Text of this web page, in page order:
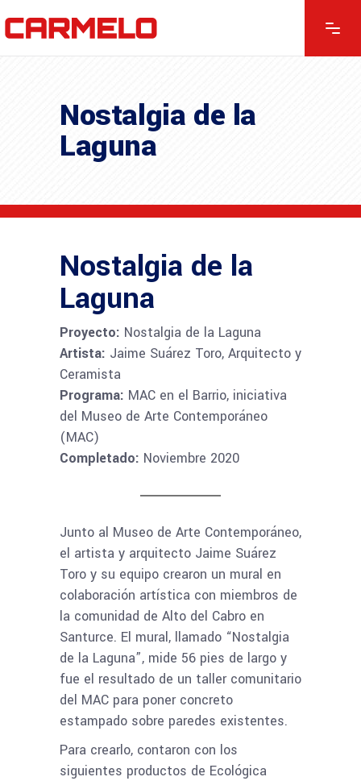
Nostalgia de la
Laguna
Nostalgia de la
Laguna
Proyecto: Nostalgia de la Laguna
Artista: Jaime Suárez Toro, Arquitecto y
Ceramista
Programa: MAC en el Barrio, iniciativa
del Museo de Arte Contemporáneo
(MAC)
Completado: Noviembre 2020
Junto al Museo de Arte Contemporáneo,
el artista y arquitecto Jaime Suárez
Toro y su equipo crearon un mural en
colaboración artística con miembros de
la comunidad de Alto del Cabro en
Santurce. El mural, llamado “Nostalgia
de la Laguna”, mide 56 pies de largo y
fue el resultado de un taller comunitario
del MAC para poner concreto
estampado sobre paredes existentes.
Para crearlo, contaron con los
siguientes productos de Ecológica